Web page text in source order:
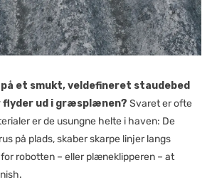
et smukt, veldefineret staudebed
flyder ud i græsplænen? Svaret er ofte
er de usungne helte i haven: De
på plads, skaber skarpe linjer langs
robotten – eller plæneklipperen – at